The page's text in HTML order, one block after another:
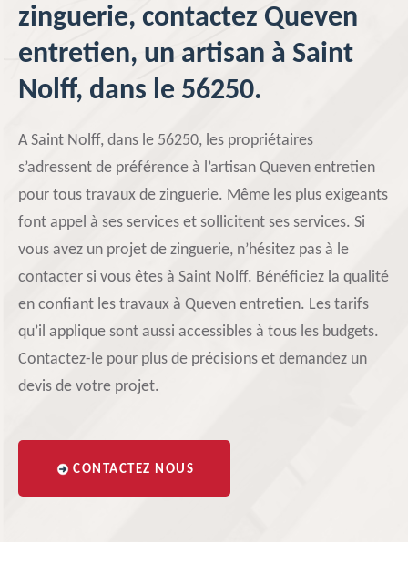
zinguerie, contactez Queven
entretien, un artisan à Saint
Nolff, dans le 56250.
A Saint Nolff, dans le 56250, les propriétaires
s’adressent de préférence à l’artisan Queven entretien
pour tous travaux de zinguerie. Même les plus exigeants
font appel à ses services et sollicitent ses services. Si
vous avez un projet de zinguerie, n’hésitez pas à le
contacter si vous êtes à Saint Nolff. Bénéficiez la qualité
en confiant les travaux à Queven entretien. Les tarifs
qu’il applique sont aussi accessibles à tous les budgets.
Contactez-le pour plus de précisions et demandez un
devis de votre projet.
CONTACTEZ NOUS